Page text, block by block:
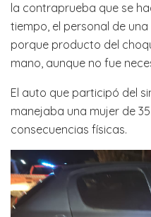
la contraprueba que se
tiempo, el personal de
porque producto del
mano, aunque no fue
El auto que participó del
manejaba una mujer de
consecuencias físicas.